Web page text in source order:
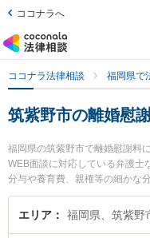
ココナラへ
ココナラ法律相談 福岡県で
筑紫野市の離婚慰
福岡県の筑紫野市で離婚慰謝料
WEB面談に対応している弁護士
分与や養育費、親権等の細かな
紫はまゆう法律事務所の梶永 圭
などが注目されています。『筑
エリア 福岡県、筑紫野